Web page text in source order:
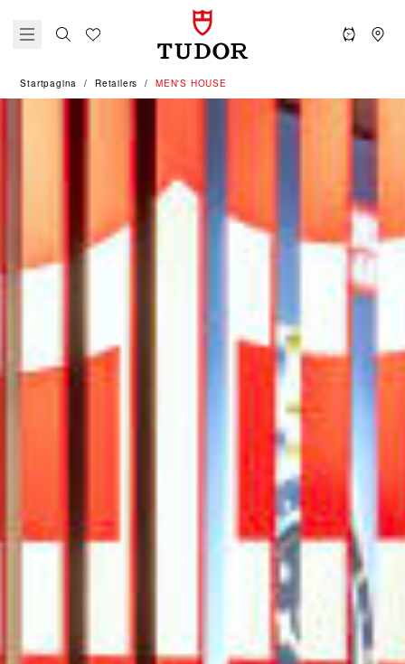
Startpagina Retailers ‭MEN'S HOUSE‬